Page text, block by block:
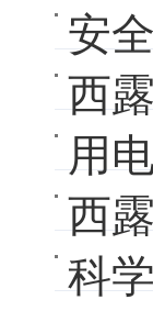
安
西
用
西
科